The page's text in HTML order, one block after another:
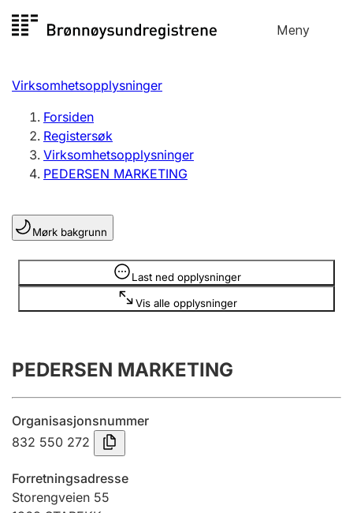
til
Meny
Registersøk
Aksjeselskap
Enkeltpersonforetak
Registrere, endre, slette
Lag og forening
Registrere, endre, slette
Årsregnskap
Innsending og forsinkelsesgebyr
Virksomhetsopplysninger
Forsiden
Registersøk
Virksomhetsopplysninger
PEDERSEN MARKETING
Mørk bakgrunn
Last ned opplysninger
Vis alle opplysninger
Opplysninger er skjult
PEDERSEN MARKETING
Organisasjonsnummer
832 550 272
Forretningsadresse
Storengveien 55